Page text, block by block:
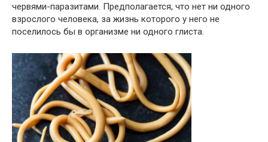
червями-паразитами. Предполагается, что нет ни одного
взрослого человека, за жизнь которого у него не
поселилось бы в организме ни одного глиста.